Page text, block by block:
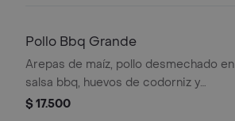
Pollo Bbq Grande
Arepas de maíz, pollo desmechado en
salsa bbq, huevos de codorniz y
queso mozzarella gratinado.
$ 17.500